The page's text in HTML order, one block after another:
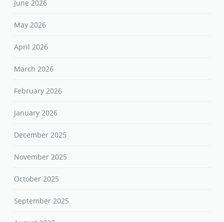
June 2026
May 2026
April 2026
March 2026
February 2026
January 2026
December 2025
November 2025
October 2025
September 2025